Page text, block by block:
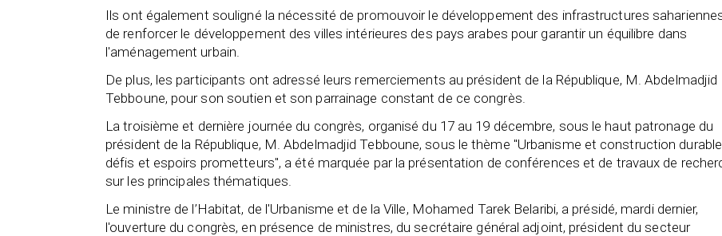
Ils ont également souligné la nécessité de promouvoir le développement des infrastructures
de renforcer le développement des villes intérieures des pays arabes pour garantir un équilibre dans
l'aménagement urbain.
De plus, les participants ont adressé leurs remerciements au président de la République, M. Abdelmadjid
Tebboune, pour son soutien et son parrainage constant de ce congrès.
La troisième et dernière journée du congrès, organisé du 17 au 19 décembre, sous le haut patronage du
président de la République, M. Abdelmadjid Tebboune, sous le thème "Urbanisme et construction
défis et espoirs prometteurs", a été marquée par la présentation de conférences et de travaux de
sur les principales thématiques.
Le ministre de l’Habitat, de l'Urbanisme et de la Ville, Mohamed Tarek Belaribi, a présidé, mardi dernier,
l'ouverture du congrès, en présence de ministres, du secrétaire général adjoint, président du secteur